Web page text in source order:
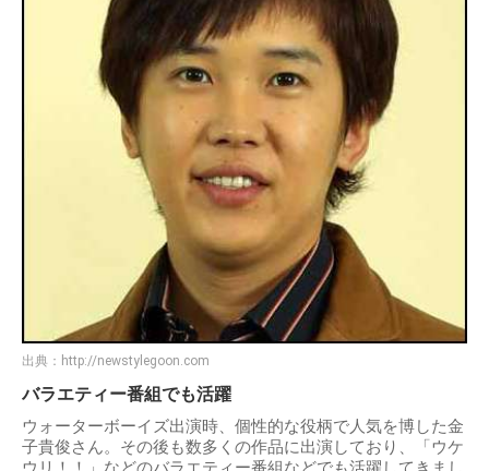
出典： http://newstylegoon.com
バラエティー番組でも活躍
ウォーターボーイズ出演時、個性的な役柄で人気を博した金
子貴俊さん。その後も数多くの作品に出演しており、「ウケ